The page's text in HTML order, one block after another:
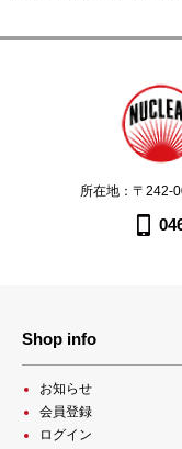
所在地：〒242-
Shop info
お知らせ
会員登録
ログイン